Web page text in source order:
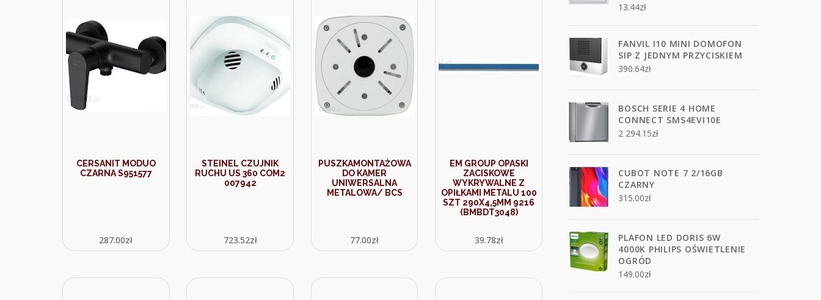
CERSANIT MODUO
CZARNA S951577
287.00zł
STEINEL CZUJNIK
RUCHU US 360 COM2
007942
723.52zł
PUSZKAMONTAŻOWA
DO KAMER
UNIWERSALNA
METALOWA/ BCS
77.00zł
EM GROUP OPASKI
ZACISKOWE
WYKRYWALNE Z
OPIŁKAMI METALU 100
SZT 290X4,5MM 9216
(BMBDT3048)
39.78zł
13.44zł
FANVIL I10 MINI DOMOFON
SIP Z JEDNYM PRZYCISKIEM
390.64zł
BOSCH SERIE 4 HOME
CONNECT SMS4EVI10E
2 294.15zł
CUBOT NOTE 7 2/16GB
CZARNY
315.00zł
PLAFON LED DORIS 6W
4000K PHILIPS OŚWIETLENIE
OGRÓD
149.00zł